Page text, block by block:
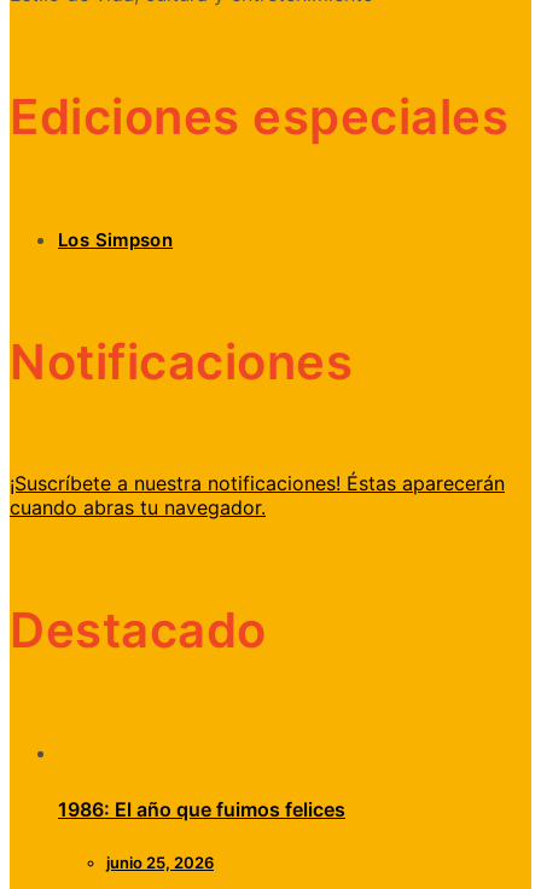
Ediciones especiales
Los Simpson
Notificaciones
¡Suscríbete a nuestra notificaciones! Éstas aparecerán
cuando abras tu navegador.
Destacado
1986: El año que fuimos felices
junio 25, 2026